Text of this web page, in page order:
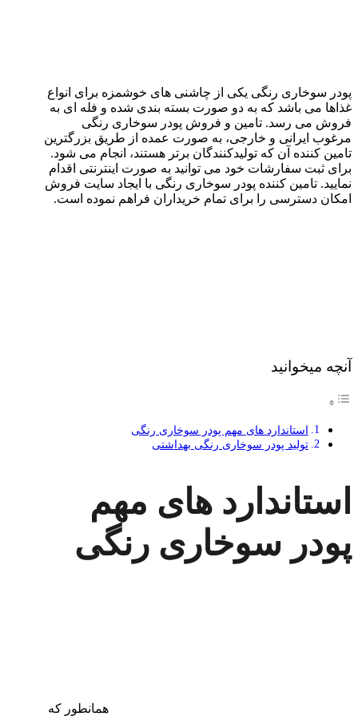
پودر سوخاری رنگی یکی از چاشنی های خوشمزه برای انواع
غذاها می باشد که به دو صورت بسته بندی شده و فله ای به
فروش می رسد. تامین و فروش پودر سوخاری رنگی
مرغوب ایرانی و خارجی، به صورت عمده از طریق بزرگترین
تامین کننده آن که تولیدکنندگان برتر هستند، انجام می شود.
برای ثبت سفارشات خود می توانید به صورت اینترنتی اقدام
نمایید. تامین کننده پودر سوخاری رنگی با ایجاد سایت فروش
امکان دسترسی را برای تمام خریداران فراهم نموده است.
آنچه میخوانید
استاندارد های مهم پودر سوخاری رنگی
تولید پودر سوخاری رنگی بهداشتی
استاندارد های مهم
پودر سوخاری رنگی
همانطور که